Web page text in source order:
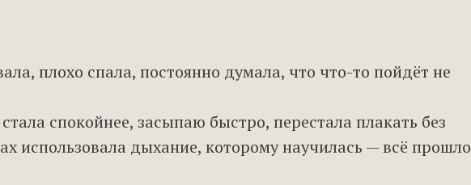
плохо спала, постоянно думала, что что-то пойдёт не
спокойнее, засыпаю быстро, перестала плакать без
использовала дыхание, которому научилась — всё прошло